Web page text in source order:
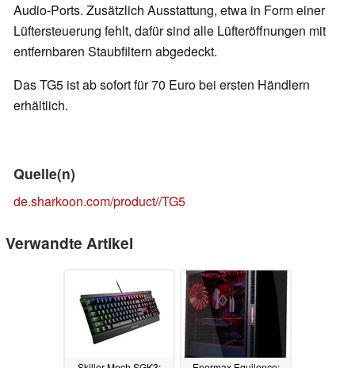
Audio-Ports. Zusätzlich Ausstattung, etwa in Form einer
Lüftersteuerung fehlt, dafür sind alle Lüfteröffnungen mit
entfernbaren Staubfiltern abgedeckt.
Das TG5 ist ab sofort für 70 Euro bei ersten Händlern
erhältlich.
Quelle(n)
de.sharkoon.com/product//TG5
Verwandte Artikel